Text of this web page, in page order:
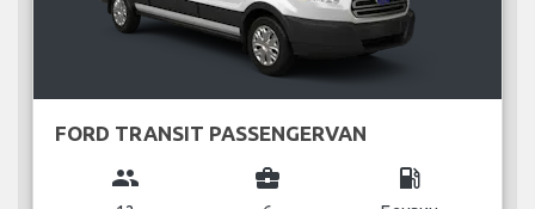
FORD TRANSIT PASSENGERVAN
group business_center local_gas_station